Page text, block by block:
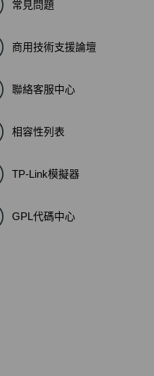
常見問題
商用技術支援論壇
聯絡客服中心
相容性列表
TP-Link模擬器
GPL代碼中心